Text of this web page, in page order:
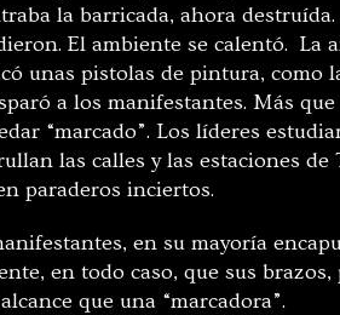
la barricada, ahora
El ambiente se calentó. La
unas pistolas de pintura, como
a los manifestantes. Más
“marcado”. Los líderes
las calles y las estaciones
paraderos inciertos.
en su mayoría
en todo caso, que sus
que una “marcadora”.